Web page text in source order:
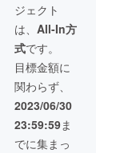
ジェクト
は、 All-In方
式です。
目標金額に
関わらず、
2023/06/30
23:59:59ま
でに集まっ